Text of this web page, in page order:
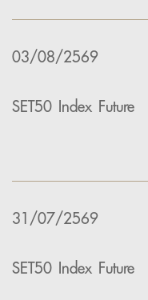
03/08/2569
SET50 Index Future
31/07/2569
SET50 Index Future